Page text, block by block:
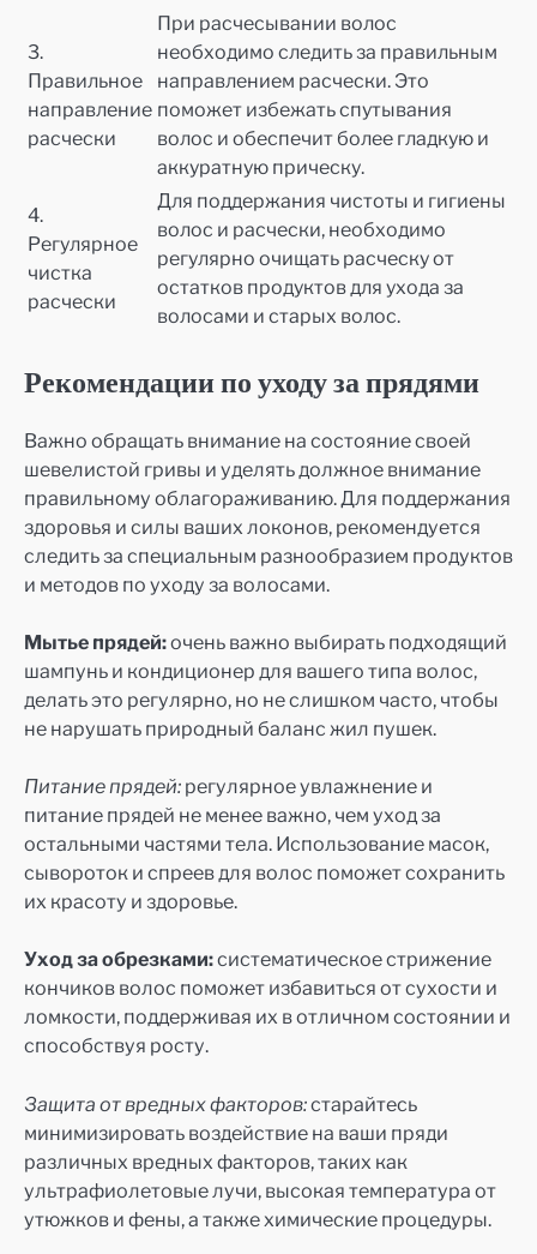
3.
Правильное
направление
расчески
При расчесывании волос
необходимо следить за правильным
направлением расчески. Это
поможет избежать спутывания
волос и обеспечит более гладкую и
аккуратную прическу.
4.
Регулярное
чистка
расчески
Для поддержания чистоты и гигиены
волос и расчески, необходимо
регулярно очищать расческу от
остатков продуктов для ухода за
волосами и старых волос.
Рекомендации по уходу за прядями
Важно обращать внимание на состояние своей
шевелистой гривы и уделять должное внимание
правильному облагораживанию. Для поддержания
здоровья и силы ваших локонов, рекомендуется
следить за специальным разнообразием продуктов
и методов по уходу за волосами.
Мытье прядей:очень важно выбирать подходящий
шампунь и кондиционер для вашего типа волос,
делать это регулярно, но не слишком часто, чтобы
не нарушать природный баланс жил пушек.
Питание прядей: регулярное увлажнение и
питание прядей не менее важно, чем уход за
остальными частями тела. Использование масок,
сывороток и спреев для волос поможет сохранить
их красоту и здоровье.
Уход за обрезками:систематическое стрижение
кончиков волос поможет избавиться от сухости и
ломкости, поддерживая их в отличном состоянии и
способствуя росту.
Защита от вредных факторов:старайтесь
минимизировать воздействие на ваши пряди
различных вредных факторов, таких как
ультрафиолетовые лучи, высокая температура от
утюжков и фены, а также химические процедуры.